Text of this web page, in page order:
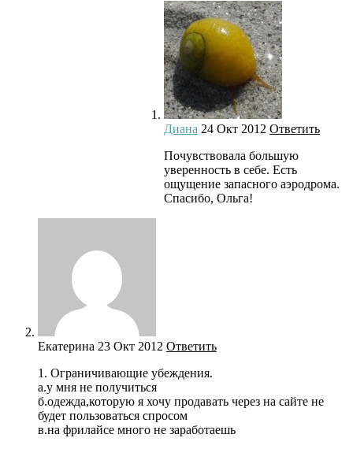
Диана 24 Окт 2012 Ответить
Почувствовала большую
уверенность в себе. Есть
ощущение запасного аэродрома.
Спасибо, Ольга!
Екатерина 23 Окт 2012 Ответить
1. Ограничивающие убеждения.
а.у мня не получиться
б.одежда,которую я хочу продавать через на сайте не
будет пользоваться спросом
в.на фрилайсе много не заработаешь